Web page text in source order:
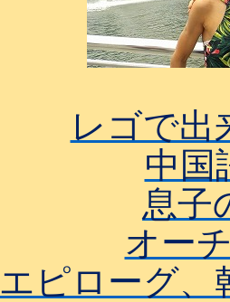
レゴで出
中国
息子
オー
エピローグ、